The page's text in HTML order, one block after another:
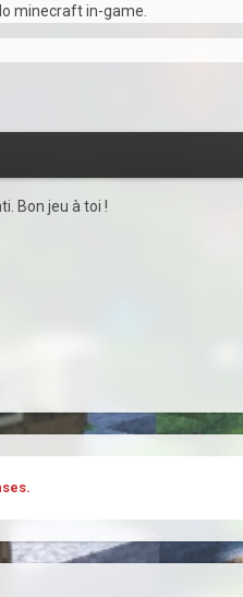
minecraft in-game.
Bon jeu à toi !